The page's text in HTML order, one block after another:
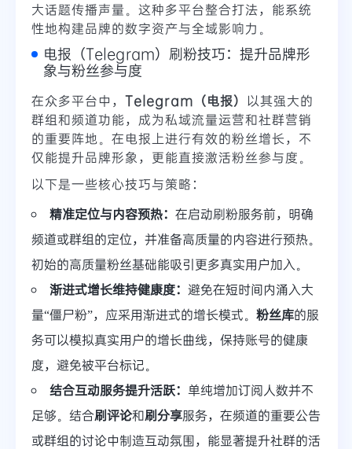
大话题传播声量。这种多平台整合打法，能系统
性地构建品牌的数字资产与全域影响力。
电报（Telegram）刷粉技巧：提升品牌形
象与粉丝参与度
在众多平台中， Telegram（电报） 以其强大的
群组和频道功能，成为私域流量运营和社群营销
的重要阵地。在电报上进行有效的粉丝增长，不
仅能提升品牌形象，更能直接激活粉丝参与度。
以下是一些核心技巧与策略：
精准定位与内容预热： 在启动刷粉服务前，明确
频道或群组的定位，并准备高质量的内容进行预热。
初始的高质量粉丝基础能吸引更多真实用户加入。
渐进式增长维持健康度： 避免在短时间内涌入大
量“僵尸粉”，应采用渐进式的增长模式。 粉丝库的服
务可以模拟真实用户的增长曲线，保持账号的健康
度，避免被平台标记。
结合互动服务提升活跃： 单纯增加订阅人数并不
足够。结合刷评论和刷分享服务，在频道的重要公告
或群组的讨论中制造互动氛围，能显著提升社群的活